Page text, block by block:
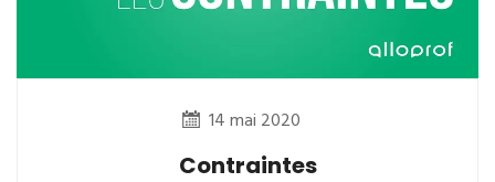
14 mai 2020
Contraintes